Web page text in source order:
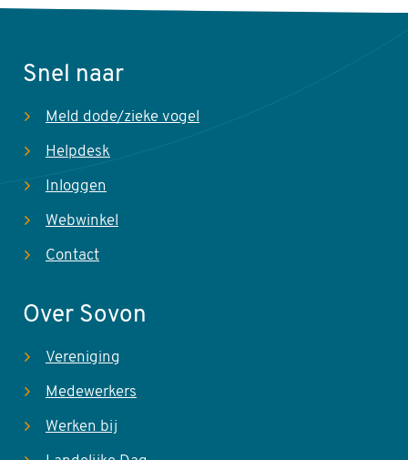
Snel naar
Meld dode/zieke vogel
Helpdesk
Inloggen
Webwinkel
Contact
Over Sovon
Vereniging
Medewerkers
Werken bij